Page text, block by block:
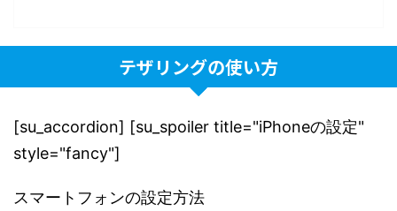
テザリングの使い方
[su_accordion] [su_spoiler title="iPhoneの設定"
style="fancy"]
スマートフォンの設定方法